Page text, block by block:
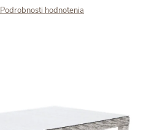
Podrobnosti hodnotenia